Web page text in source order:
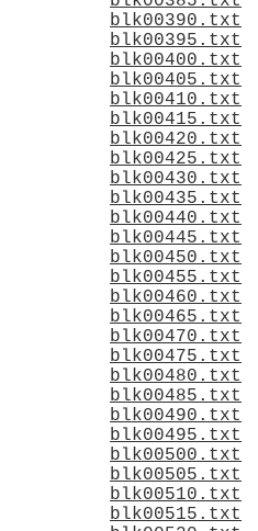
blk00390.txt
blk00395.txt
blk00400.txt
blk00405.txt
blk00410.txt
blk00415.txt
blk00420.txt
blk00425.txt
blk00430.txt
blk00435.txt
blk00440.txt
blk00445.txt
blk00450.txt
blk00455.txt
blk00460.txt
blk00465.txt
blk00470.txt
blk00475.txt
blk00480.txt
blk00485.txt
blk00490.txt
blk00495.txt
blk00500.txt
blk00505.txt
blk00510.txt
blk00515.txt